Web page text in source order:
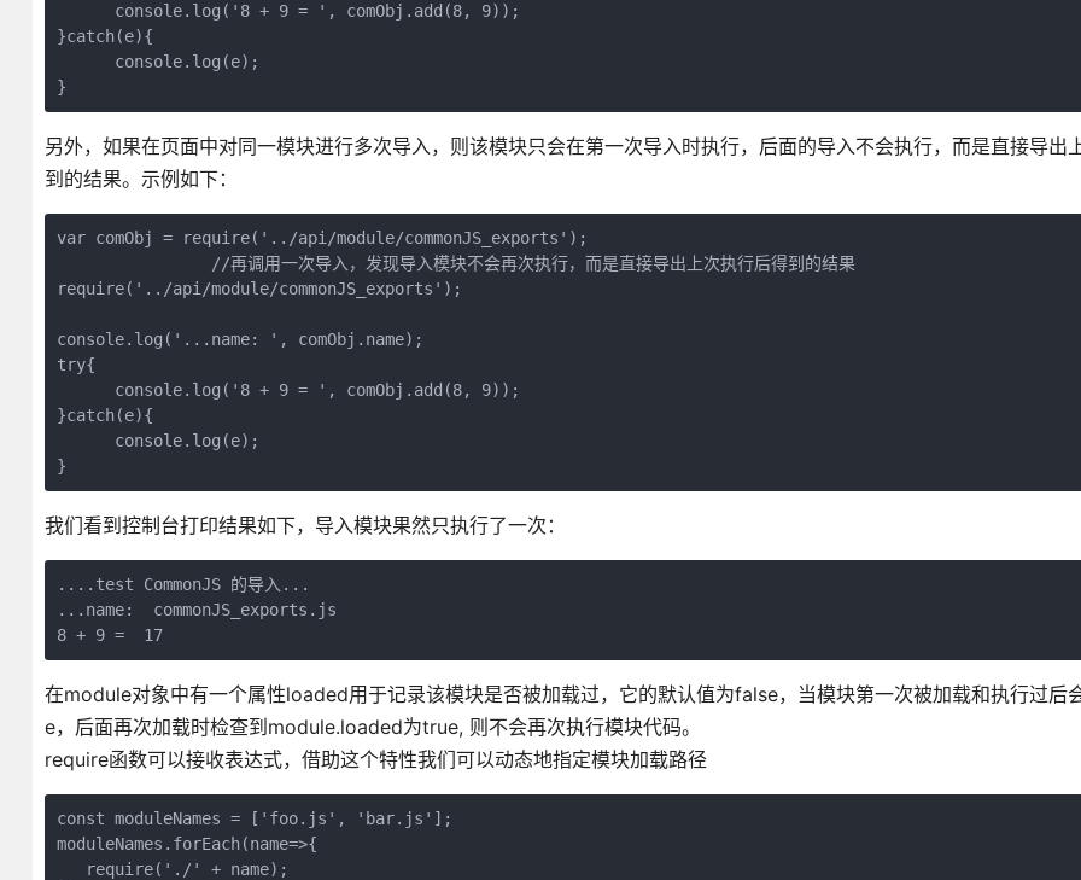
      console.log('8 + 9 = ', comObj.add(8, 9));
}catch(e){
      console.log(e);
}
另外，如果在页面中对同一模块进行多次导入，则该模块只会在第一次导入时执行，后面的导入不会执行，而是直接导出
到的结果。示例如下：
var comObj = require('../api/module/commonJS_exports');
                //再调用一次导入，发现导入模块不会再次执行，而是直接导出上次执行后得到的结果
require('../api/module/commonJS_exports');
console.log('...name: ', comObj.name);
try{
      console.log('8 + 9 = ', comObj.add(8, 9));
}catch(e){
      console.log(e);
}
我们看到控制台打印结果如下，导入模块果然只执行了一次：
....test CommonJS 的导入...
...name:  commonJS_exports.js
8 + 9 =  17
在module对象中有一个属性loaded用于记录该模块是否被加载过，它的默认值为false，当模块第一次被加载和执行过后
e，后面再次加载时检查到module.loaded为true, 则不会再次执行模块代码。
require函数可以接收表达式，借助这个特性我们可以动态地指定模块加载路径
const moduleNames = ['foo.js', 'bar.js'];
moduleNames.forEach(name=>{
   require('./' + name);